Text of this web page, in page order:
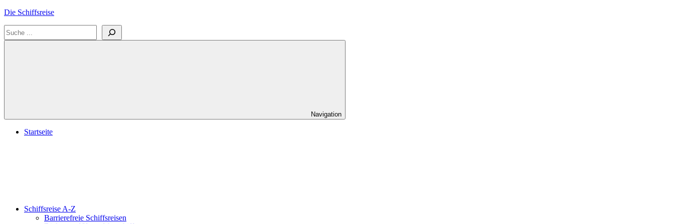
Zum
springen
Die Schiffsreise
Literatur-
Suchen
Navigation
Startseite
Schiffsreise A-Z
Barrierefreie Schiffsreisen